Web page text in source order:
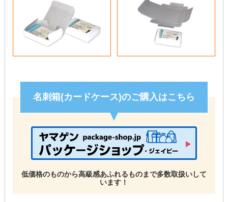
名刺箱(カードケース)のご購入はこちら
低価格のものから高級感あふれるものまで多数取扱いして
います！